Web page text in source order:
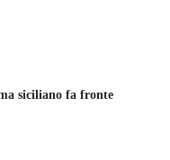
siciliano fa fronte